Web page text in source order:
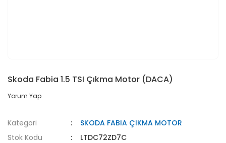
Skoda Fabia 1.5 TSI Çıkma Motor (DACA)
Yorum Yap
Kategori
SKODA FABIA ÇIKMA MOTOR
Stok Kodu
LTDC72ZD7C